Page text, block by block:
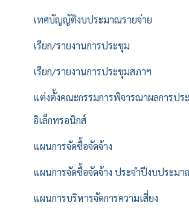
เทศบัญญัติงบประมาณรายจ่าย
เรียก/รายงานการประชุม
เรียก/รายงานการประชุมสภาฯ
แต่งตั้งคณะกรรมการพิจารณาผลการปร
อิเล็กทรอนิกส์
แผนการจัดซื้อจัดจ้าง
แผนการจัดซื้อจัดจ้าง ประจำปีงบประมา
แผนการบริหารจัดการความเสี่ยง